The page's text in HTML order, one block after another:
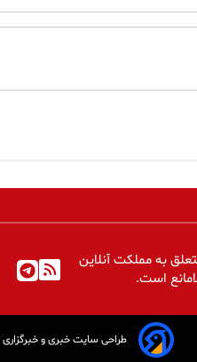
به مملکت آنلاین
است.
طراحی سایت خبری و